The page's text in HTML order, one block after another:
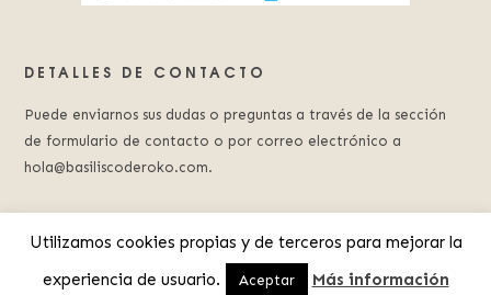
DETALLES DE CONTACTO
Puede enviarnos sus dudas o preguntas a través de la sección
de formulario de contacto o por correo electrónico a
hola@basiliscoderoko.com.
© 2023 Basilisco de Roko.Aviso Legal. Política de Privacidad
Utilizamos cookies propias y de terceros para mejorar la
experiencia de usuario.
Aceptar Más información